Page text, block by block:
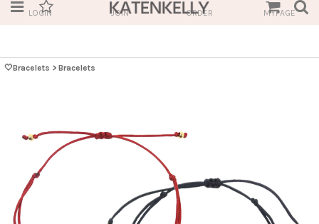
LOGIN JOIN ORDER MYPAGE
🤍Bracelets > Bracelets